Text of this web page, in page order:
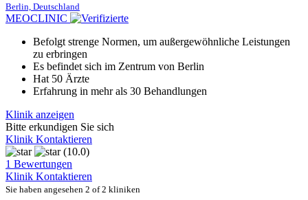
Berlin, Deutschland
MEOCLINIC
Befolgt strenge Normen, um außergewöhnliche Leistungen
zu erbringen
Es befindet sich im Zentrum von Berlin
Hat 50 Ärzte
Erfahrung in mehr als 30 Behandlungen
Klinik anzeigen
Bitte erkundigen Sie sich
Klinik Kontaktieren
(10.0)
1 Bewertungen
Klinik Kontaktieren
Sie haben angesehen 2 of 2 kliniken